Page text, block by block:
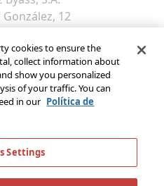
12
de la
- Spain
cookies to ensure the
collect information about
show you personalized
of your traffic. You can
in our Política de
Settings